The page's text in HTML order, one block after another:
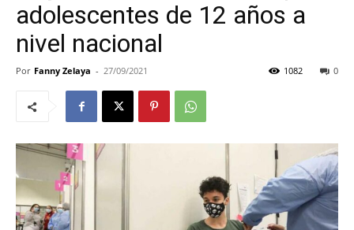
adolescentes de 12 años a
nivel nacional
Por Fanny Zelaya - 27/09/2021 0
1082